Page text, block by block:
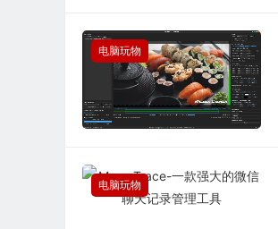
电脑玩物
电脑玩物